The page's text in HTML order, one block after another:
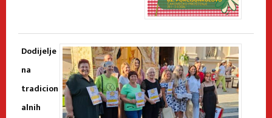
Dodijelje
na
tradicion
alnih